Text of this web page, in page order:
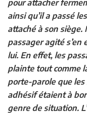
pour attacher
ainsi qu’il a passé
attaché à son siège.
passager agité s’en
lui. En effet, les
plainte tout comme
porte-parole que
adhésif étaient à
genre de situation.